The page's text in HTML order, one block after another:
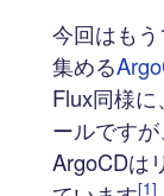
今回はも
集める
Flux同様
ールですが
ArgoCDは
[1]